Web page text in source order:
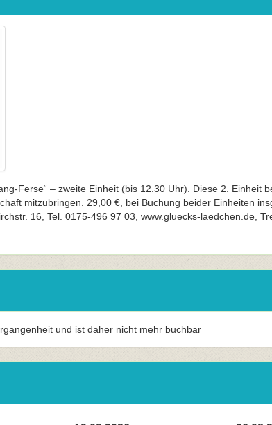
Ferse“ – zweite Einheit (bis 12.30 Uhr). Diese 2. Einheit
mitzubringen. 29,00 €, bei Buchung beider Einheiten
16, Tel. 0175-496 97 03, www.gluecks-laedchen.de,
und ist daher nicht mehr buchbar